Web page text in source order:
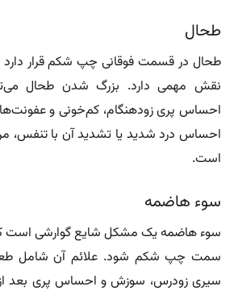
طحال
طحال در قسمت فوقانی چپ شکم قرار دارد و
نقش مهمی دارد. بزرگ شدن طحال
احساس پری زودهنگام، کم‌خونی و
احساس درد شدید یا تشدید آن با تنفس،
است.
سوء هاضمه
سوء هاضمه یک مشکل شایع گوارشی است
سمت چپ شکم شود. علائم آن شامل
سیری زودرس، سوزش و احساس پری بعد